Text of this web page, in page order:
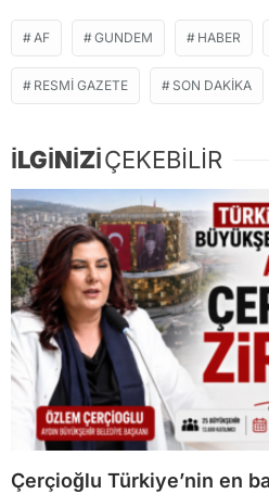
AF GUNDEM HABER
RESMI GAZETE SON DAKIKA
İLGİNİZİÇEKEBİLİR
Çerçioğlu Türkiye’nin en